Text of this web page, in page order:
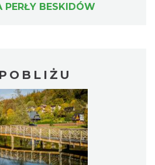
BESKIDÓW